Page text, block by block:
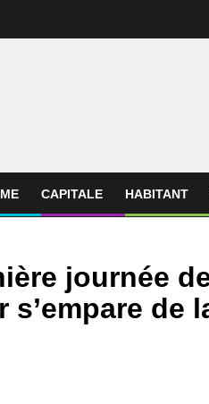
CAPITALE HABITANT
journée
de